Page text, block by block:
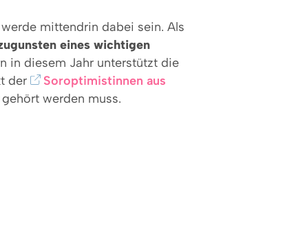
mittendrin dabei sein. Als
eines wichtigen
in diesem Jahr unterstützt die
der
Soroptimistinnen aus
werden muss.